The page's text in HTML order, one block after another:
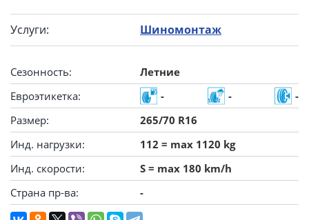
Услуги: Шиномонтаж
Сезонность:
Летние
Евроэтикетка:
- -
-
Размер:
265/70 R16
Инд. нагрузки:
112 = max 1120 kg
Инд. скорости:
S = max 180 km/h
Страна пр-ва:
-